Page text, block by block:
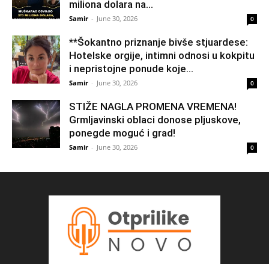
miliona dolara na...
Samir - June 30, 2026 0
**Šokantno priznanje bivše stjuardese:
Hotelske orgije, intimni odnosi u kokpitu
i nepristojne ponude koje...
Samir - June 30, 2026 0
STIŽE NAGLA PROMENA VREMENA!
Grmljavinski oblaci donose pljuskove,
ponegde moguć i grad!
Samir - June 30, 2026 0